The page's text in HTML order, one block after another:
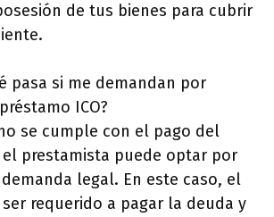
de tus bienes para cubrir
pasa si me demandan por
ICO?
se cumple con el pago del
el prestamista puede optar por
legal. En este caso, el
requerido a pagar la deuda y